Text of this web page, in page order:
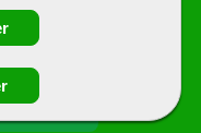
- 2026